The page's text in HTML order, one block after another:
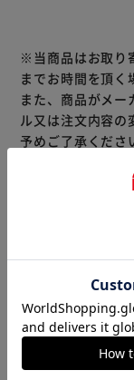
※こちらの商品は
品・交換は承れま
※当商品はお取り
までお時間を頂く
また、商品がメー
ル又は注文内容の
予めご了承くださ
≪こちらの商品
大変申し訳あり
お支払】は出来
商品情報